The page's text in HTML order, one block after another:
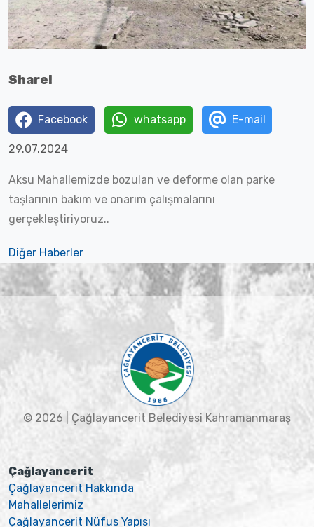
Share!
Facebook whatsapp E-mail
29.07.2024
Aksu Mahallemizde bozulan ve deforme olan parke
taşlarının bakım ve onarım çalışmalarını
gerçekleştiriyoruz..
Diğer Haberler
© 2026 | Çağlayancerit Belediyesi Kahramanmaraş
Çağlayancerit
Çağlayancerit Hakkında
Mahallelerimiz
Çağlayancerit Nüfus Yapısı